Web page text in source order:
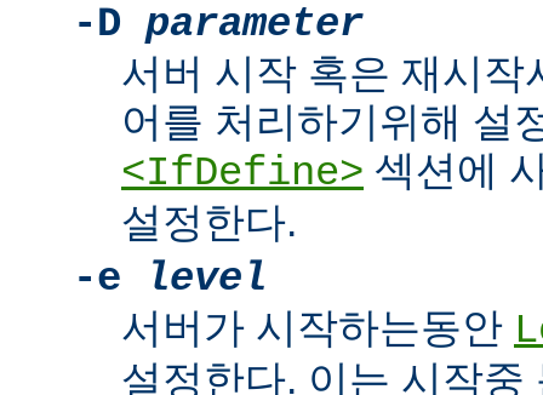
-D parameter
서버 시작 혹은 재시작
어를 처리하기위해 설
<IfDefine> 섹션에
설정한다.
-e
level
서버가 시작하는동안
설정한다. 이는 시작중